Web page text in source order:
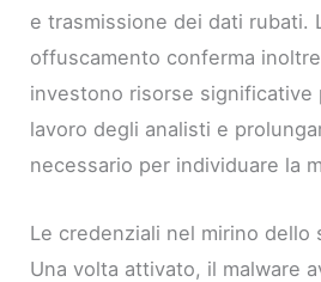
e trasmissione dei dati rubati.
offuscamento conferma
investono risorse significative
lavoro degli analisti e
necessario per individuare la
Le credenziali nel mirino dello
Una volta attivato, il malware